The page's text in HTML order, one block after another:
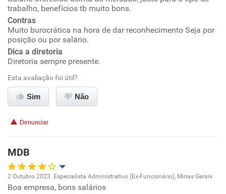
Benefícios
Recomenda esta empresa
Recomenda a diretoria
trabalho, benefícios tb muito bons.
Contras
Muito burocrática na hora de dar reconhecimento Seja por
posição ou por salário.
Dica a diretoria
Diretoria sempre presente.
Esta avaliação foi útil?
Sim Não
Denunciar
MDB
Oportunidade de promoção
2 Outubro 2023. Especialista Administrativo (Ex-Funcionário), Minas Gerais
Boa empresa, bons salários